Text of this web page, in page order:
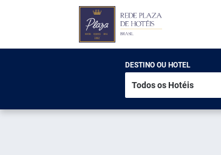
DESTINO OU HOTEL